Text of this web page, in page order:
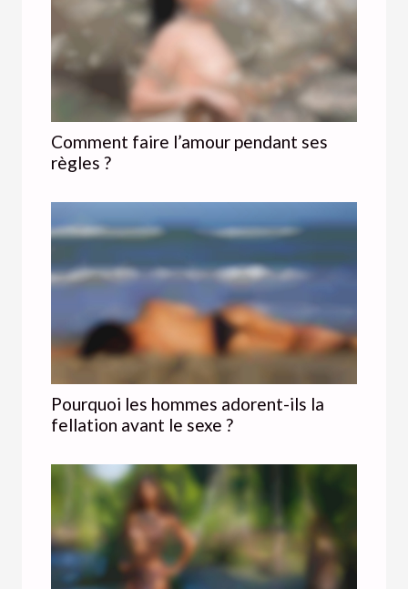
Comment faire l’amour pendant ses
règles ?
Pourquoi les hommes adorent-ils la
fellation avant le sexe ?